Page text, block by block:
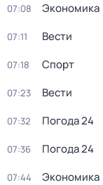
07:08 Экономика
07:11 Вести
07:18 Спорт
07:23 Вести
07:32 Погода 24
07:36 Погода 24
07:44 Экономика